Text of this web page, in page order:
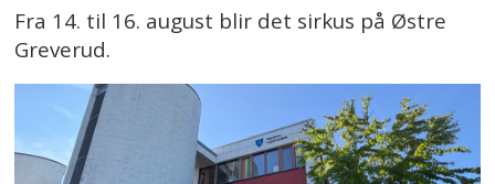
Fra 14. til 16. august blir det sirkus på Østre
Greverud.